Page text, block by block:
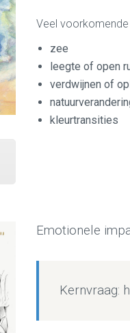
Veel
zee
leegte of open
verdwijnen of
kleurtransities
Emotionele
Kernvraag: